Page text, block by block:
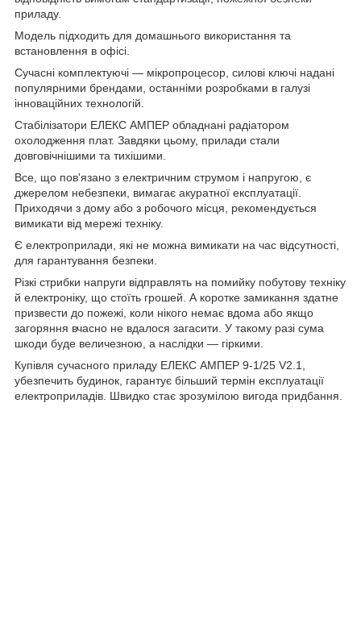
приладу.
Модель підходить для домашнього використання та
встановлення в офісі.
Сучасні комплектуючі — мікропроцесор, силові ключі надані
популярними брендами, останніми розробками в галузі
інноваційних технологій.
Стабілізатори ЕЛЕКС АМПЕР обладнані радіатором
охолодження плат. Завдяки цьому, прилади стали
довговічнішими та тихішими.
Все, що пов'язано з електричним струмом і напругою, є
джерелом небезпеки, вимагає акуратної експлуатації.
Приходячи з дому або з робочого місця, рекомендується
вимикати від мережі техніку.
Є електроприлади, які не можна вимикати на час відсутності,
для гарантування безпеки.
Різкі стрибки напруги відправлять на помийку побутову техніку
й електроніку, що стоїть грошей. А коротке замикання здатне
призвести до пожежі, коли нікого немає вдома або якщо
загоряння вчасно не вдалося загасити. У такому разі сума
шкоди буде величезною, а наслідки — гіркими.
Купівля сучасного приладу ЕЛЕКС АМПЕР 9-1/25 V2.1,
убезпечить будинок, гарантує більший термін експлуатації
електроприладів. Швидко стає зрозумілою вигода придбання.